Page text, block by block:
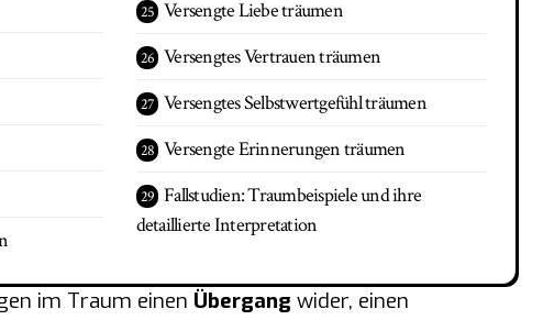
Versengte Liebe träumen
Versengtes Vertrauen träumen
Versengtes Selbstwertgefühl träumen
Versengte Erinnerungen träumen
Fallstudien: Traumbeispiele und ihre
detaillierte Interpretation
im Traum einen Übergang wider, einen